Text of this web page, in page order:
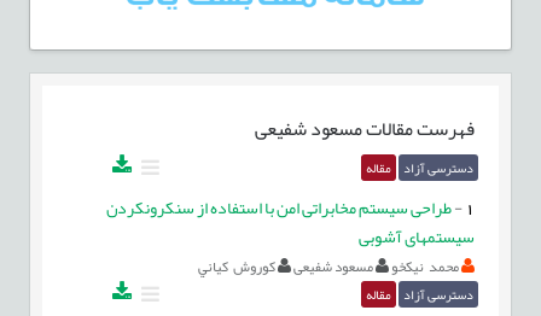
فهرست مقالاتمسعود شفیعی
دسترسی آزاد مقاله
-طراحی سیستم مخابراتی امن با استفاده از سنکرونکردن
سیستمهای آشوبی
محمد نيكخو مسعود شفیعی كوروش كياني
دسترسی آزاد مقاله